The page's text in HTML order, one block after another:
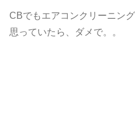
CBでもエアコンクリーニン
思っていたら、ダメで。。